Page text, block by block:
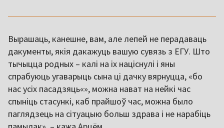
Вырашаць, канешне, вам, але лепей не перадаваць
дакументы, якія дакажуць вашую сувязь з ЕГУ. Што
тычыцца родных – калі на іх націснулі і яны
спрабуюць угаварыць сына ці дачку вярнуцца, «бо
нас усіх пасадзяць«», можна нават на нейкі час
спыніць стасункі, каб прайшоў час, можна было
паглядзець на сітуацыю больш здрава і не нарабіць